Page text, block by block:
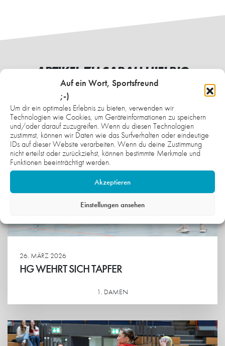
Auf ein Wort, Sportsfreund
;-)
Um dir ein optimales Erlebnis zu bieten, verwenden wir
Technologien wie Cookies, um Geräteinformationen zu speichern
und/oder darauf zuzugreifen. Wenn du diesen Technologien
zustimmst, können wir Daten wie das Surfverhalten oder eindeutige
IDs auf dieser Website verarbeiten. Wenn du deine Zustimmung
nicht erteilst oder zurückziehst, können bestimmte Merkmale und
Funktionen beeinträchtigt werden.
Akzeptieren
Einstellungen ansehen
ARTIKEL ZU SARAH HIELBIG
26. MÄRZ 2026
HG WEHRT SICH TAPFER
1. DAMEN